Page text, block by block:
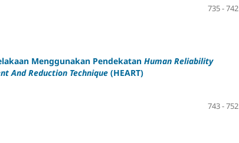
735 - 742
Menggunakan Pendekatan Human Reliability
And Reduction Technique (HEART)
743 - 752